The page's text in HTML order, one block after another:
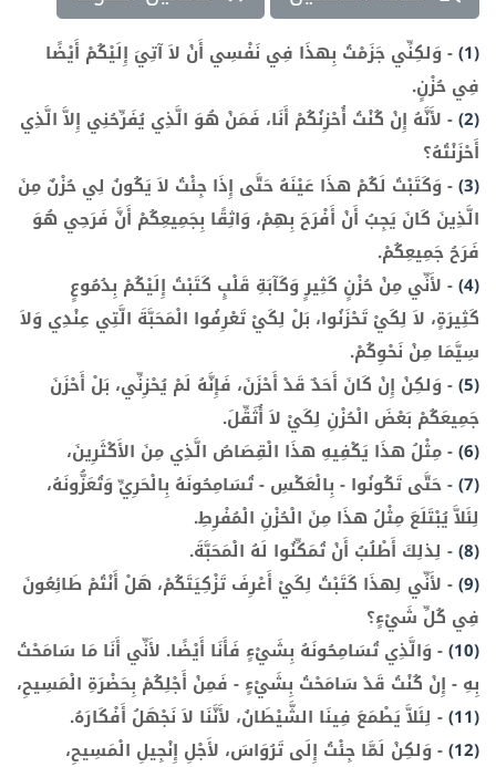
(1)
- وَلكِنِّي جَزَمْتُ بِهذَا فِي نَفْسِي أَنْ لاَ آتِيَ إِلَيْكُمْ أَيْضًا
فِي حُزْنٍ.
(2)
- لأَنَّهُ إِنْ كُنْتُ أُحْزِنُكُمْ أَنَا، فَمَنْ هُوَ الَّذِي يُفَرِّحُنِي إِلاَّ الَّذِي
أَحْزَنْتُهُ؟
(3)
- وَكَتَبْتُ لَكُمْ هذَا عَيْنَهُ حَتَّى إِذَا جِئْتُ لاَ يَكُونُ لِي حُزْنٌ مِنَ
الَّذِينَ كَانَ يَجِبُ أَنْ أَفْرَحَ بِهِمْ، وَاثِقًا بِجَمِيعِكُمْ أَنَّ فَرَحِي هُوَ
فَرَحُ جَمِيعِكُمْ.
(4)
- لأَنِّي مِنْ حُزْنٍ كَثِيرٍ وَكَآبَةِ قَلْبٍ كَتَبْتُ إِلَيْكُمْ بِدُمُوعٍ
كَثِيرَةٍ، لاَ لِكَيْ تَحْزَنُوا، بَلْ لِكَيْ تَعْرِفُوا الْمَحَبَّةَ الَّتِي عِنْدِي وَلاَ
سِيَّمَا مِنْ نَحْوِكُمْ.
(5)
- وَلكِنْ إِنْ كَانَ أَحَدٌ قَدْ أَحْزَنَ، فَإِنَّهُ لَمْ يُحْزِنِّي، بَلْ أَحْزَنَ
جَمِيعَكُمْ بَعْضَ الْحُزْنِ لِكَيْ لاَ أُثَقِّلَ.
(6)
-مِثْلُ هذَا يَكْفِيهِ هذَا الْقِصَاصُ الَّذِي مِنَ الأَكْثَرِينَ،
(7)
-حَتَّى تَكُونُوا - بِالْعَكْسِ - تُسَامِحُونَهُ بِالْحَرِيِّ وَتُعَزُّونَهُ،
لِئَلاَّ يُبْتَلَعَ مِثْلُ هذَا مِنَ الْحُزْنِ الْمُفْرِطِ.
(8)
- لِذلِكَ أَطْلُبُ أَنْ تُمَكِّنُوا لَهُ الْمَحَبَّةَ.
(9)
- لأَنِّي لِهذَا كَتَبْتُ لِكَيْ أَعْرِفَ تَزْكِيَتَكُمْ، هَلْ أَنْتُمْ طَائِعُونَ
فِي كُلِّ شَيْءٍ؟
(10)
- وَالَّذِي تُسَامِحُونَهُ بِشَيْءٍ فَأَنَا أَيْضًا. لأَنِّي أَنَا مَا سَامَحْتُ
بِهِ - إِنْ كُنْتُ قَدْ سَامَحْتُ بِشَيْءٍ - فَمِنْ أَجْلِكُمْ بِحَضْرَةِ الْمَسِيحِ،
(11)
- لِئَلاَّ يَطْمَعَ فِينَا الشَّيْطَانُ، لأَنَّنَا لاَ نَجْهَلُ أَفْكَارَهُ.
(12)
- وَلكِنْ لَمَّا جِئْتُ إِلَى تَرُوَاسَ، لأَجْلِ إِنْجِيلِ الْمَسِيحِ،